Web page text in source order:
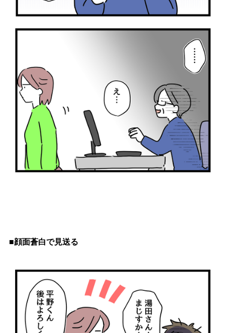
■顔面蒼白で見送る